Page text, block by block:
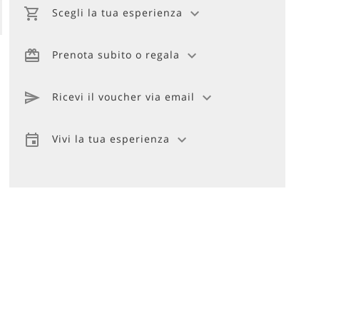
Scegli la tua esperienza
Prenota subito o regala
Ricevi il voucher via email
Vivi la tua esperienza